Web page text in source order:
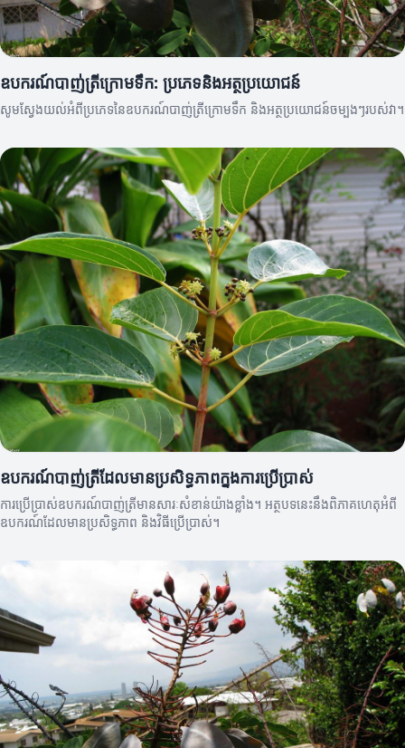
ឧបករណ៍បាញ់ត្រីក្រោមទឹក: ប្រភេទនិងអត្ថប្រយោជន៍
សូមស្វែងយល់អំពីប្រភេទនៃឧបករណ៍បាញ់ត្រីក្រោមទឹក និងអត្ថប្រយោជន៍ចម្បងៗរបស់វា។
ឧបករណ៍បាញ់ត្រីដែលមានប្រសិទ្ធភាពក្នុងការប្រើប្រាស់
ការប្រើប្រាស់ឧបករណ៍បាញ់ត្រីមានសារៈសំខាន់យ៉ាងខ្លាំង។ អត្ថបទនេះនឹងពិភាគហេតុអំពី
ឧបករណ៍ដែលមានប្រសិទ្ធភាព និងវិធីប្រើប្រាស់។